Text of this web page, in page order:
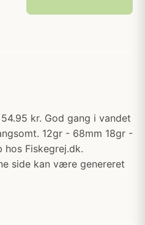
kr. God gang i vandet
12gr - 68mm 18gr -
hos Fiskegrej.dk.
side kan være genereret